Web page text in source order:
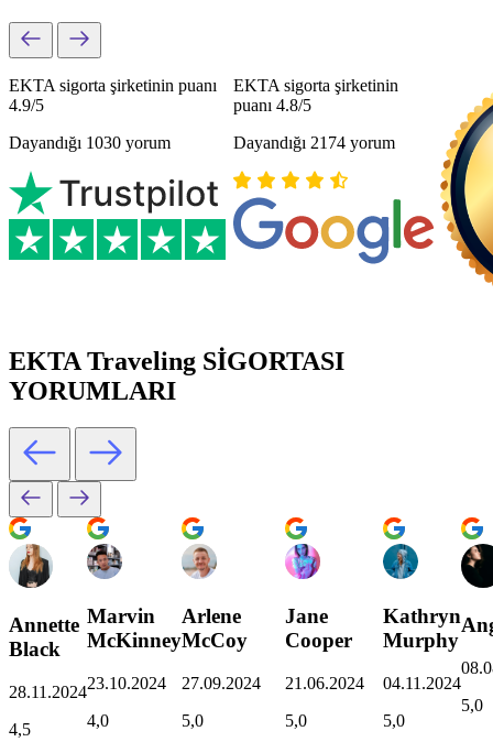
EKTA sigorta şirketinin puanı
4.9/5
Dayandığı 1030 yorum
EKTA sigorta şirketinin
puanı 4.8/5
Dayandığı 2174 yorum
EKTA Traveling SİGORTASI
YORUMLARI
Annette
Black
28.11.2024
4,5
Marvin
McKinney
23.10.2024
4,0
Arlene
McCoy
27.09.2024
5,0
Jane
Cooper
21.06.2024
5,0
Kathryn
Murphy
04.11.2024
5,0
5,0